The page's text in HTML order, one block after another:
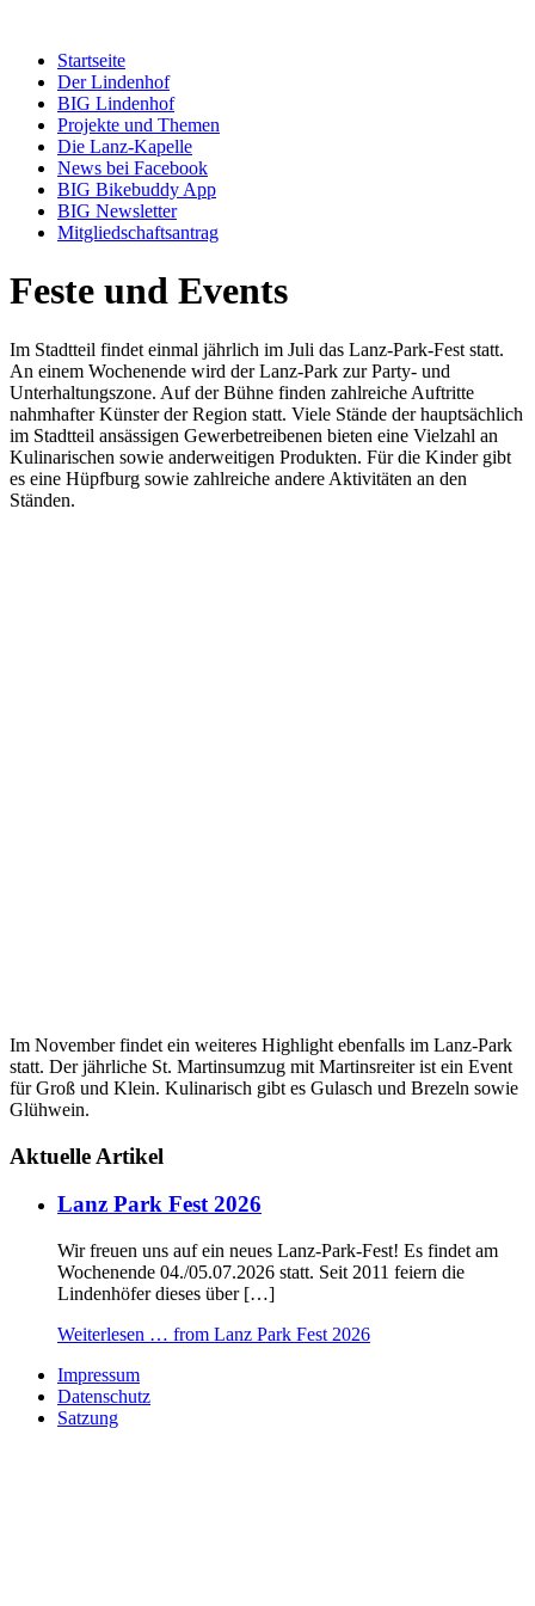
Startseite
Der Lindenhof
BIG Lindenhof
Projekte und Themen
Die Lanz-Kapelle
News bei Facebook
BIG Bikebuddy App
BIG Newsletter
Mitgliedschaftsantrag
Feste und Events
Im Stadtteil findet einmal jährlich im Juli das Lanz-Park-Fest statt.
An einem Wochenende wird der Lanz-Park zur Party- und
Unterhaltungszone. Auf der Bühne finden zahlreiche Auftritte
nahmhafter Künster der Region statt. Viele Stände der hauptsächlich
im Stadtteil ansässigen Gewerbetreibenen bieten eine Vielzahl an
Kulinarischen sowie anderweitigen Produkten. Für die Kinder gibt
es eine Hüpfburg sowie zahlreiche andere Aktivitäten an den
Ständen.
Im November findet ein weiteres Highlight ebenfalls im Lanz-Park
statt. Der jährliche St. Martinsumzug mit Martinsreiter ist ein Event
für Groß und Klein. Kulinarisch gibt es Gulasch und Brezeln sowie
Glühwein.
Aktuelle Artikel
Lanz Park Fest 2026
Wir freuen uns auf ein neues Lanz-Park-Fest! Es findet am
Wochenende 04./05.07.2026 statt. Seit 2011 feiern die
Lindenhöfer dieses über […]
Weiterlesen … from Lanz Park Fest 2026
Impressum
Datenschutz
Satzung